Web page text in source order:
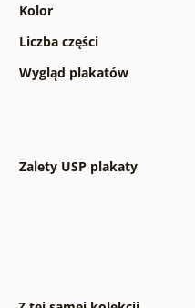
Kolor
Liczba części
Wygląd plakatów
Zalety USP plakaty